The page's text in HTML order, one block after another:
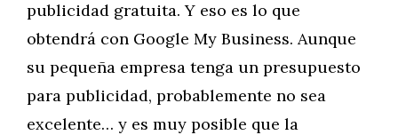
publicidad gratuita. Y eso es lo que
obtendrá con Google My Business. Aunque
su pequeña empresa tenga un presupuesto
para publicidad, probablemente no sea
excelente… y es muy posible que la